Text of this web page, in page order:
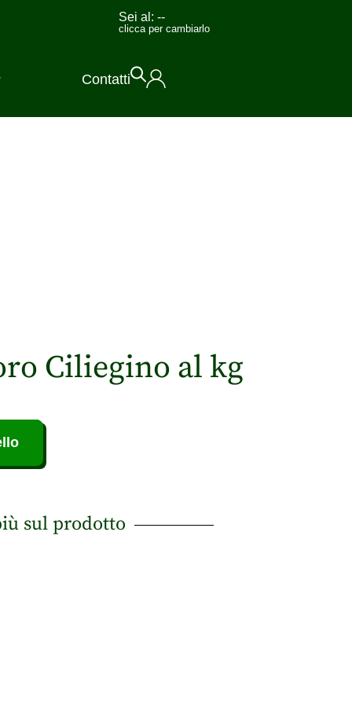
Sei al:--
clicca per cambiarlo
Contatti
Ciliegino al kg
sul prodotto